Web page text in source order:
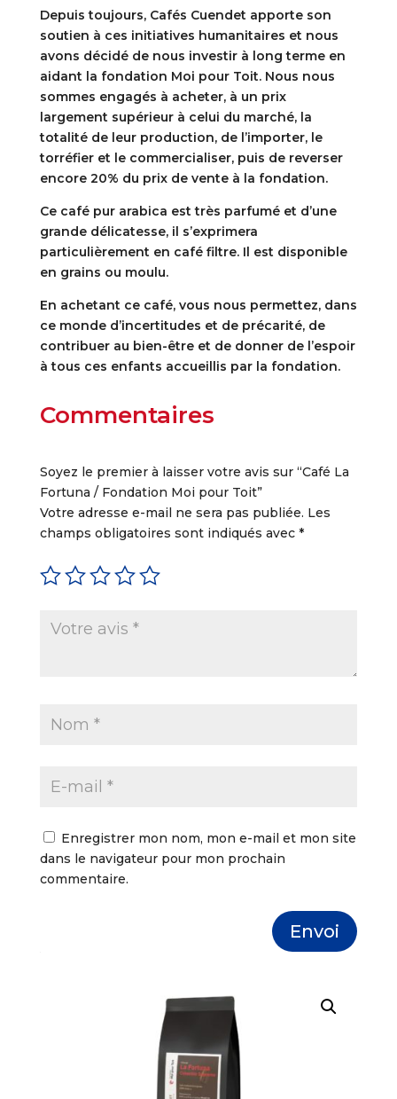
Depuis toujours, Cafés Cuendet apporte son
soutien à ces initiatives humanitaires et nous
avons décidé de nous investir à long terme en
aidant la fondation Moi pour Toit. Nous nous
sommes engagés à acheter, à un prix
largement supérieur à celui du marché, la
totalité de leur production, de l’importer, le
torréfier et le commercialiser, puis de reverser
encore 20% du prix de vente à la fondation.
Ce café pur arabica est très parfumé et d’une
grande délicatesse, il s’exprimera
particulièrement en café filtre. Il est disponible
en grains ou moulu.
En achetant ce café, vous nous permettez, dans
ce monde d’incertitudes et de précarité, de
contribuer au bien-être et de donner de l’espoir
à tous ces enfants accueillis par la fondation.
Commentaires
Soyez le premier à laisser votre avis sur “Café La
Fortuna / Fondation Moi pour Toit”
Votre adresse e-mail ne sera pas publiée. Les
champs obligatoires sont indiqués avec *
Enregistrer mon nom, mon e-mail et mon site
dans le navigateur pour mon prochain
commentaire.
Envoi